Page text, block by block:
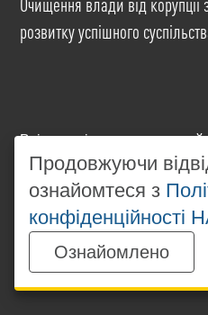
розвитку успішного
Всі матеріали на цьому
ліцензіїCreative Commons
NoDerivatives 4.0
яких матеріалів,
за умови посилання на
незалежності від повного
використання матеріалів.
Продовжуючи
ознайомтеся з
конфіденційності
Ознайомлено